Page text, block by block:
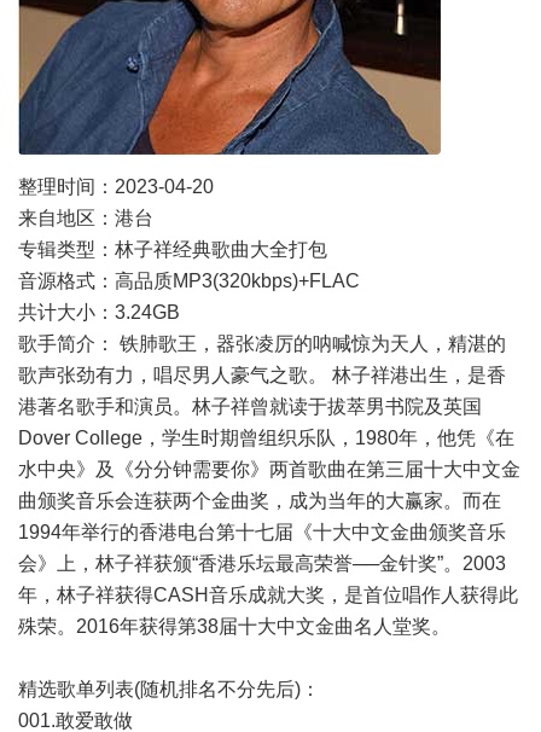
整理时间：2023-04-20
来自地区：港台
专辑类型：林子祥经典歌曲大全打包
音源格式：高品质MP3(320kbps)+FLAC
共计大小：3.24GB
歌手简介： 铁肺歌王，器张凌厉的呐喊惊为天人，精湛的
歌声张劲有力，唱尽男人豪气之歌。 林子祥港出生，是香
港著名歌手和演员。林子祥曾就读于拔萃男书院及英国
Dover College，学生时期曾组织乐队，1980年，他凭《在
水中央》及《分分钟需要你》两首歌曲在第三届十大中文金
曲颁奖音乐会连获两个金曲奖，成为当年的大赢家。而在
1994年举行的香港电台第十七届《十大中文金曲颁奖音乐
会》上，林子祥获颁“香港乐坛最高荣誉──金针奖”。2003
年，林子祥获得CASH音乐成就大奖，是首位唱作人获得此
殊荣。2016年获得第38届十大中文金曲名人堂奖。
精选歌单列表(随机排名不分先后)：
001.敢爱敢做